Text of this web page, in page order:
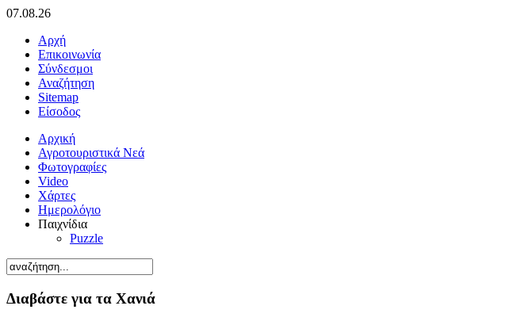
07.08.26
Αρχή
Επικοινωνία
Σύνδεσμοι
Αναζήτηση
Sitemap
Είσοδος
Αρχική
Αγροτουριστικά Νεά
Φωτογραφίες
Video
Χάρτες
Ημερολόγιο
Παιχνίδια
Puzzle
Διαβάστε για τα Χανιά